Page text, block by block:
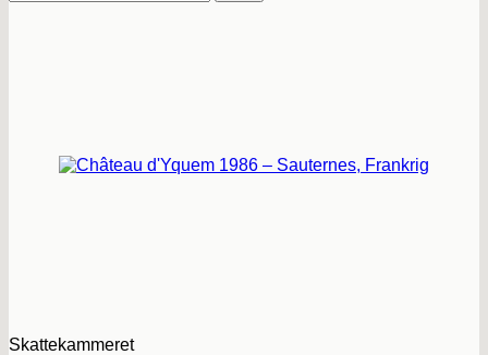
Skattekammeret